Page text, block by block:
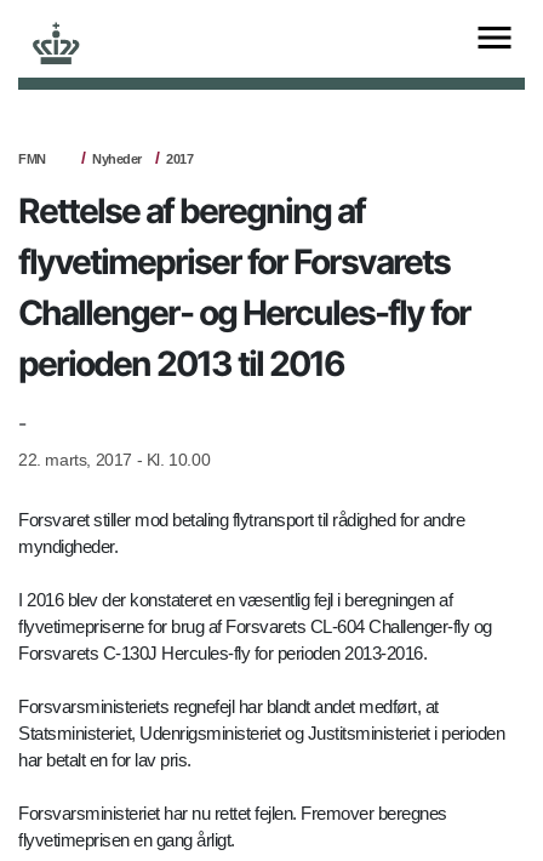
FMN Nyheder 2017
Rettelse af beregning af
flyvetimepriser for Forsvarets
Challenger- og Hercules-fly for
perioden 2013 til 2016
-
22. marts, 2017 - Kl. 10.00
Forsvaret stiller mod betaling flytransport til rådighed for andre
myndigheder.
I 2016 blev der konstateret en væsentlig fejl i beregningen af
flyvetimepriserne for brug af Forsvarets CL-604 Challenger-fly og
Forsvarets C-130J Hercules-fly for perioden 2013-2016.
Forsvarsministeriets regnefejl har blandt andet medført, at
Statsministeriet, Udenrigsministeriet og Justitsministeriet i perioden
har betalt en for lav pris.
Forsvarsministeriet har nu rettet fejlen. Fremover beregnes
flyvetimeprisen en gang årligt.